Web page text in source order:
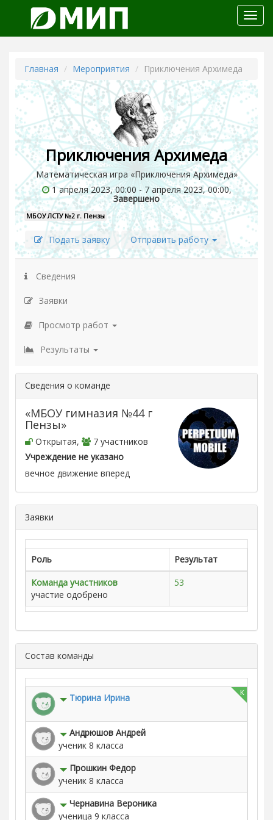
меню
Главная Мероприятия Приключения Архимеда
Приключения Архимеда
Математическая игра «Приключения Архимеда»
1 апреля 2023, 00:00 - 7 апреля 2023, 00:00,
Завершено
МБОУ ЛСТУ №2 г. Пензы
Подать заявку Отправить работу
Сведения
Заявки
Просмотр работ
Результаты
Сведения о команде
«МБОУ гимназия №44 г
Пензы»
Открытая,
7 участников
Учреждение не указано
вечное движение вперед
Заявки
Роль
Результат
Команда участников
участие одобрено
53
Состав команды
к
Тюрина Ирина
Андрюшов Андрей
ученик 8 класса
Прошкин Федор
ученик 8 класса
Чернавина Вероника
ученица 9 класса